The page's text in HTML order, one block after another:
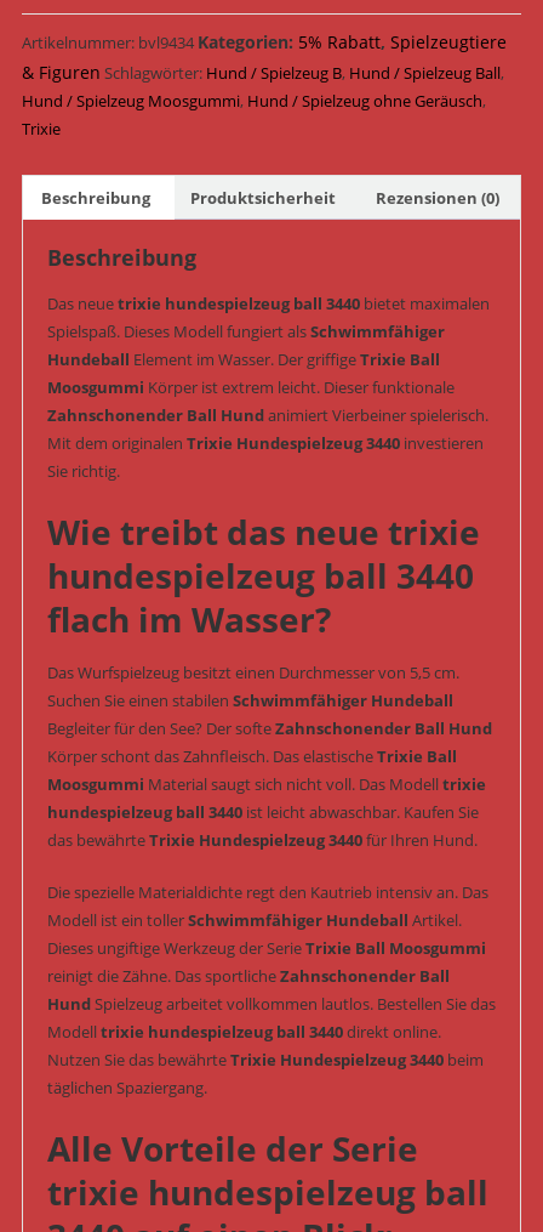
Moosgummi
schwimmfähig
&
geräuschlos
ø
cm
(Art.-
3440)
Artikelnummer: bvl9434 Kategorien: 5% Rabatt, Spielzeugtiere
& Figuren Schlagwörter: Hund / Spielzeug B, Hund / Spielzeug Ball,
Hund / Spielzeug Moosgummi, Hund / Spielzeug ohne Geräusch,
Trixie
Beschreibung Produktsicherheit Rezensionen (0)
Beschreibung
Das neuetrixie hundespielzeug ball 3440bietet maximalen
Spielspaß. Dieses Modell fungiert alsSchwimmfähiger
Hundeball Element im Wasser. Der griffigeTrixie Ball
Moosgummi Körper ist extrem leicht. Dieser funktionale
Zahnschonender Ball Hundanimiert Vierbeiner spielerisch.
Mit dem originalen Trixie Hundespielzeug 3440investieren
Sie richtig.
Wie treibt das neue trixie
hundespielzeug ball 3440
flach im Wasser?
Das Wurfspielzeug besitzt einen Durchmesser von 5,5 cm.
Suchen Sie einen stabilen Schwimmfähiger Hundeball
Begleiter für den See? Der softeZahnschonender Ball Hund
Körper schont das Zahnfleisch. Das elastischeTrixie Ball
Moosgummi Material saugt sich nicht voll. Das Modelltrixie
hundespielzeug ball 3440ist leicht abwaschbar. Kaufen Sie
das bewährteTrixie Hundespielzeug 3440für Ihren Hund.
Die spezielle Materialdichte regt den Kautrieb intensiv an. Das
Modell ist ein tollerSchwimmfähiger Hundeball Artikel.
Dieses ungiftige Werkzeug der SerieTrixie Ball Moosgummi
reinigt die Zähne. Das sportlicheZahnschonender Ball
HundSpielzeug arbeitet vollkommen lautlos. Bestellen Sie das
Modelltrixie hundespielzeug ball 3440direkt online.
Nutzen Sie das bewährteTrixie Hundespielzeug 3440beim
täglichen Spaziergang.
Alle Vorteile der Serie
trixie hundespielzeug ball